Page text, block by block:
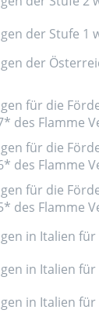
der Stufe 1
der
für die
des Flamme
für die
des Flamme
für die
des Flamme
in Italien
in Italien
in Italien